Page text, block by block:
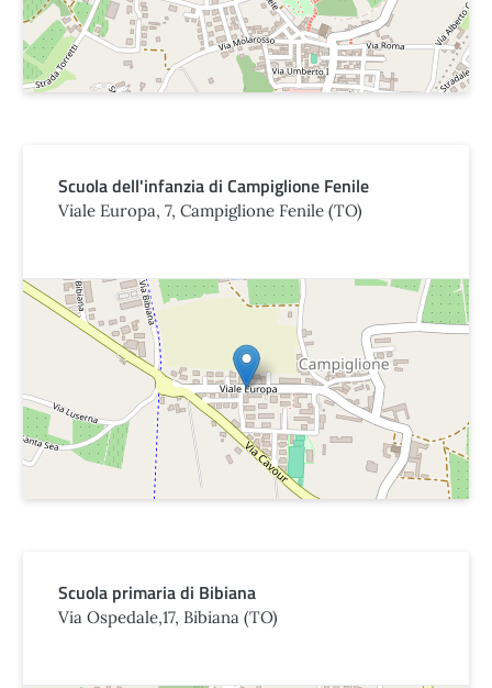
Scuola dell'infanzia di Campiglione Fenile
Viale Europa, 7, Campiglione Fenile (TO)
Scuola primaria di Bibiana
Via Ospedale,17, Bibiana (TO)